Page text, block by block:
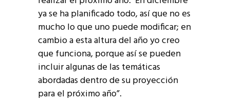
ya se ha planificado todo, así que no es
mucho lo que uno puede modificar; en
cambio a esta altura del año yo creo
que funciona, porque así se pueden
incluir algunas de las temáticas
abordadas dentro de su proyección
para el próximo año”.